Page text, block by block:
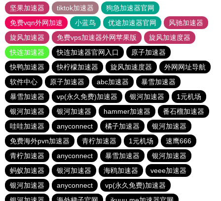
坚果加速器
tiktok加速器
狗急加速器官网
免费vqn外网加速
小蓝鸟 优途加速器官网
风驰加速器
旋风加速器
免费vps加速器外网苹果版
旋风加速度器
快连加速器
快连加速器官网入口
原子加速器
快鸭加速器
快柠檬加速器 旋风加速度器
外网网址导航
软件中心
原子加速器 abc加速器
暴雪加速器
暴雪加速器
vp(永久免费)加速器 银河加速器
1元机场
银河加速器
银河加速器 hammer加速器
番石榴加速器
哇哇加速器
anyconnect 橘子加速器
银河加速器
免费海外pvn加速器
青柠加速器 1元机场
速鹰666
青柠加速器
anyconnect 暴雪加速器
银河加速器
蚂蚁加速器
银河加速器 海鸥加速器
veee加速器
银河加速器
anyconnect
vp(永久免费)加速器